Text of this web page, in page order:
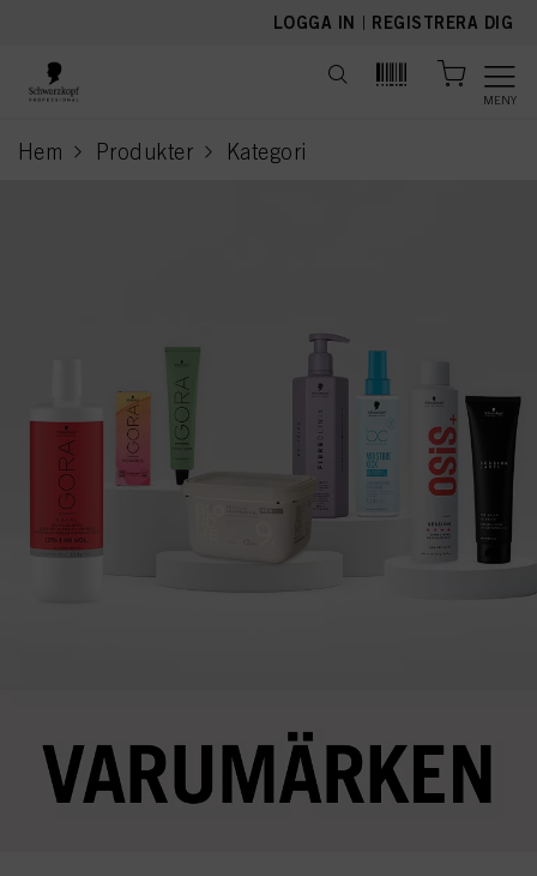
LOGGA IN | REGISTRERA DIG
MENY
Hem Produkter Kategori
current page